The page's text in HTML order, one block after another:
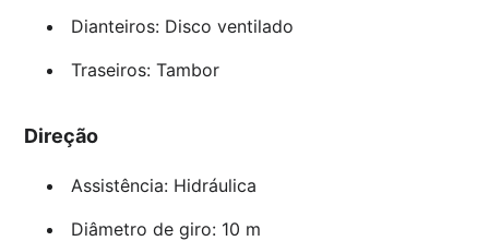
Dianteiros: Disco ventilado
Traseiros: Tambor
Direção
Assistência: Hidráulica
Diâmetro de giro: 10 m